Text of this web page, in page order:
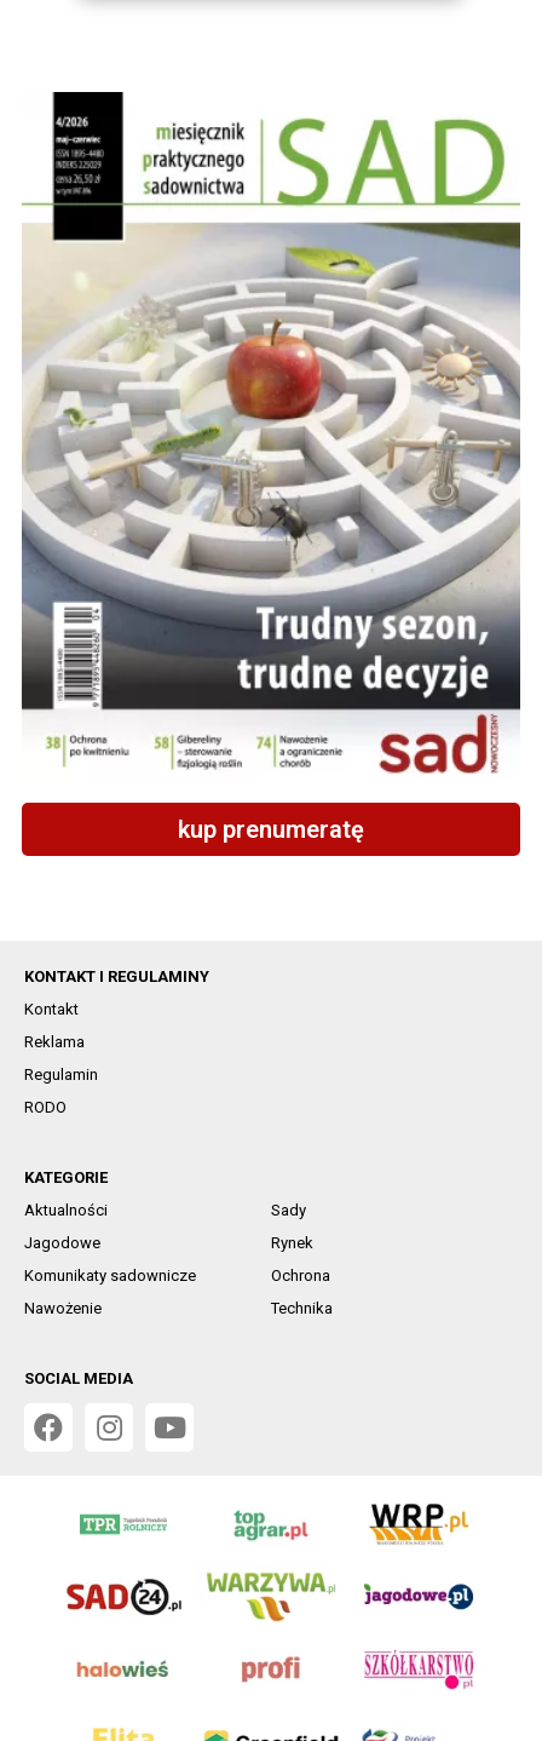
kup prenumeratę
KONTAKT I REGULAMINY
Kontakt
Reklama
Regulamin
RODO
KATEGORIE
Aktualności
Sady
Jagodowe
Rynek
Komunikaty sadownicze
Ochrona
Nawożenie
Technika
SOCIAL MEDIA